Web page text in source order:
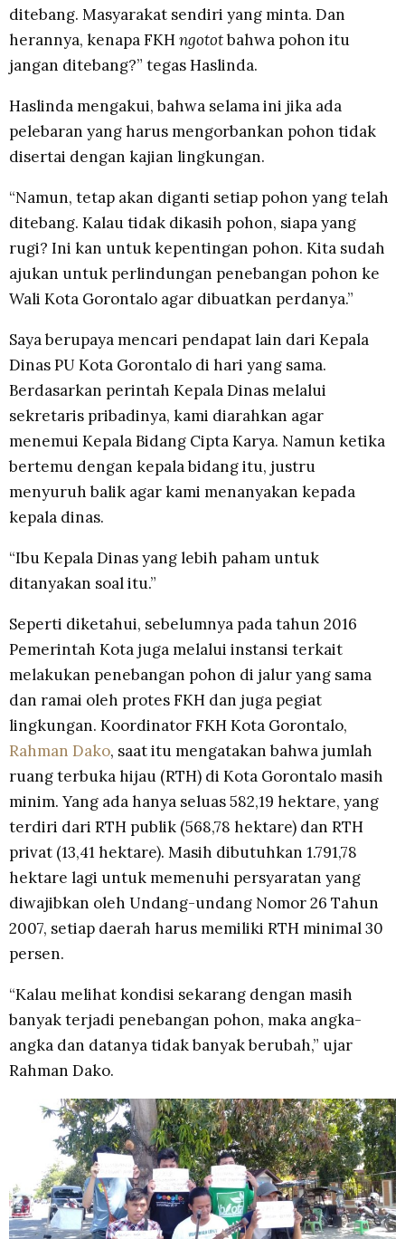
ditebang. Masyarakat sendiri yang minta. Dan
herannya, kenapa FKHngototbahwa pohon itu
jangan ditebang?” tegas Haslinda.
Haslinda mengakui, bahwa selama ini jika ada
pelebaran yang harus mengorbankan pohon tidak
disertai dengan kajian lingkungan.
“Namun, tetap akan diganti setiap pohon yang telah
ditebang. Kalau tidak dikasih pohon, siapa yang
rugi? Ini kan untuk kepentingan pohon. Kita sudah
ajukan untuk perlindungan penebangan pohon ke
Wali Kota Gorontalo agar dibuatkan perdanya.”
Saya berupaya mencari pendapat lain dari Kepala
Dinas PU Kota Gorontalo di hari yang sama.
Berdasarkan perintah Kepala Dinas melalui
sekretaris pribadinya, kami diarahkan agar
menemui Kepala Bidang Cipta Karya. Namun ketika
bertemu dengan kepala bidang itu, justru
menyuruh balik agar kami menanyakan kepada
kepala dinas.
“Ibu Kepala Dinas yang lebih paham untuk
ditanyakan soal itu.”
Seperti diketahui, sebelumnya pada tahun 2016
Pemerintah Kota juga melalui instansi terkait
melakukan penebangan pohon di jalur yang sama
dan ramai oleh protes FKH dan juga pegiat
lingkungan. Koordinator FKH Kota Gorontalo,
Rahman Dako, saat itu mengatakan bahwa jumlah
ruang terbuka hijau (RTH) di Kota Gorontalo masih
minim. Yang ada hanya seluas 582,19 hektare, yang
terdiri dari RTH publik (568,78 hektare) dan RTH
privat (13,41 hektare). Masih dibutuhkan 1.791,78
hektare lagi untuk memenuhi persyaratan yang
diwajibkan oleh Undang-undang Nomor 26 Tahun
2007, setiap daerah harus memiliki RTH minimal 30
persen.
“Kalau melihat kondisi sekarang dengan masih
banyak terjadi penebangan pohon, maka angka-
angka dan datanya tidak banyak berubah,” ujar
Rahman Dako.